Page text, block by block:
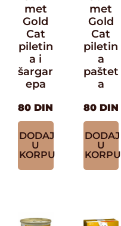
met
Gold
Cat
piletin
a i
šargar
epa
80 DIN
DODAJ
U
KORPU
met
Gold
Cat
piletin
a
paštet
a
80 DIN
DODAJ
U
KORPU